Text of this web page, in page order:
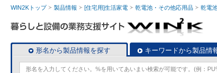
WIN2Kトップ 製品情報 [住宅用]生活家電 乾電池・その他応用品 乾電
形名から製品情報を探す キーワードから製品情